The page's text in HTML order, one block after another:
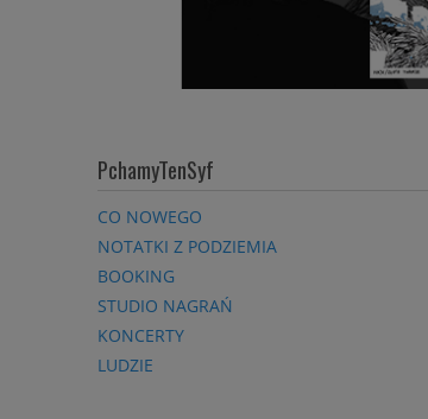
PchamyTenSyf
CO NOWEGO
NOTATKI Z PODZIEMIA
BOOKING
STUDIO NAGRAŃ
KONCERTY
LUDZIE